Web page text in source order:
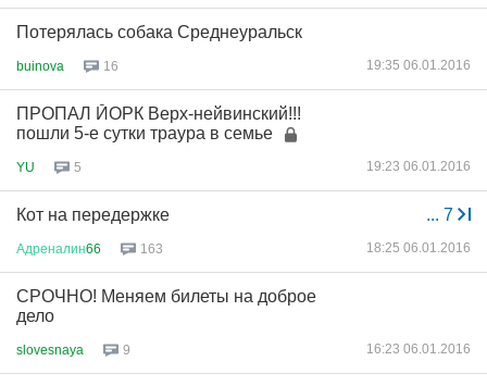
Потерялась собака Среднеуральск
buinova 16 19:35 06.01.2016
ПРОПАЛ ЙОРК Верх-нейвинский!!!
пошли 5-е сутки траура в семье
YU 5 19:23 06.01.2016
... 7
Кот на передержке
Адреналин66 163 18:25 06.01.2016
СРОЧНО! Меняем билеты на доброе
дело
slovesnaya 9 16:23 06.01.2016